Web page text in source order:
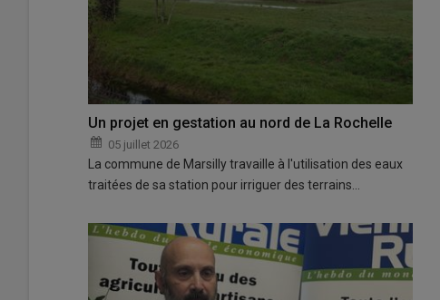
Un projet en gestation au nord de La Rochelle
05 juillet 2026
La commune de Marsilly travaille à l'utilisation des eaux
traitées de sa station pour irriguer des terrains…